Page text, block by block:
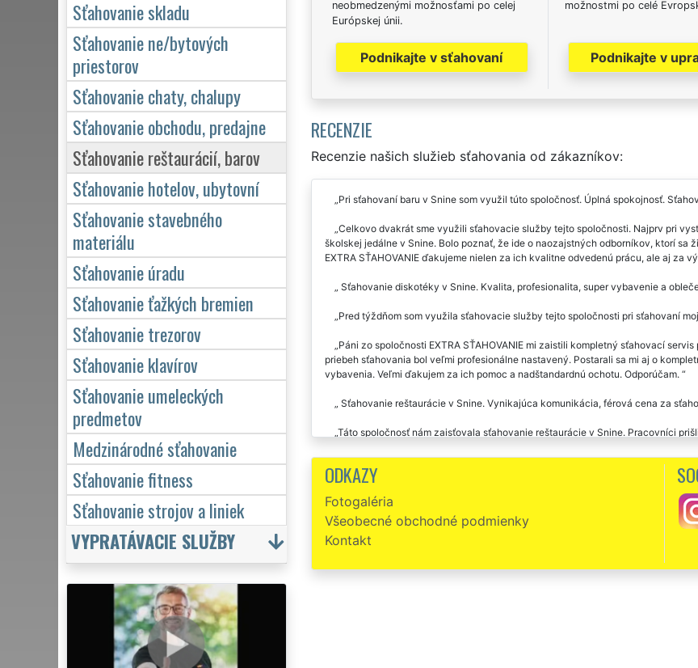
neobmedzenými možnosťami po celej
Európskej únii.
Podnikajte v sťahovaní
možnostmi po celé
Podnikajte v
RECENZIE
Recenzie našich služieb sťahovania od zákazníkov:
Pri sťahovaní baru v Snine som využil túto spoločnosť. Úplná spokojnosť.
Celkovo dvakrát sme využili sťahovacie služby tejto spoločnosti. Najprv pri
školskej jedálne v Snine. Bolo poznať, že ide o naozajstných odborníkov, ktorí
EXTRA SŤAHOVANIE ďakujeme nielen za ich kvalitne odvedenú prácu, ale aj za
Sťahovanie diskotéky v Snine. Kvalita, profesionalita, super vybavenie a
Pred týždňom som využila sťahovacie služby tejto spoločnosti pri sťahovaní
Páni zo spoločnosti EXTRA SŤAHOVANIE mi zaistili kompletný sťahovací
priebeh sťahovania bol veľmi profesionálne nastavený. Postarali sa mi aj o
vybavenia. Veľmi ďakujem za ich pomoc a nadštandardnú ochotu. Odporúčam.
Sťahovanie reštaurácie v Snine. Vynikajúca komunikácia, férová cena za
Táto spoločnosť nám zaisťovala sťahovanie reštaurácie v Snine. Pracovníci
ODKAZY
Fotogaléria
Všeobecné obchodné podmienky
Kontakt
Sťahovanie skladu
Sťahovanie ne/bytových
priestorov
Sťahovanie chaty, chalupy
Sťahovanie obchodu, predajne
Sťahovanie reštaurácií, barov
Sťahovanie hotelov, ubytovní
Sťahovanie stavebného
materiálu
Sťahovanie úradu
Sťahovanie ťažkých bremien
Sťahovanie trezorov
Sťahovanie klavírov
Sťahovanie umeleckých
predmetov
Medzinárodné sťahovanie
Sťahovanie fitness
Sťahovanie strojov a liniek
VYPRATÁVACIE SLUŽBY